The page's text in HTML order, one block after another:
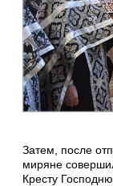
Затем, после
миряне
Кресту